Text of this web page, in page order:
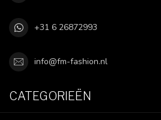
+31 6 26872993
info@fm-fashion.nl
CATEGORIEËN